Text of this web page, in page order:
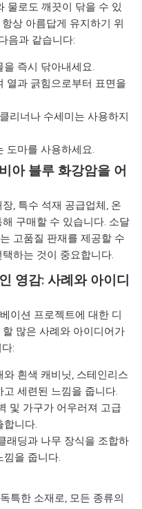
물로도 깨끗이 닦을 수 있
상 아름답게 유지하기 위
음과 같습니다:
즉시 닦아내세요.
열과 긁힘으로부터 표면을
리너나 수세미는 사용하지
도마를 사용하세요.
아 블루 화강암을 어
, 특수 석재 공급업체, 온
구매할 수 있습니다. 소달
고품질 판재를 제공할 수
하는 것이 중요합니다.
영감: 사례와 아이디
이션 프로젝트에 대한 디
많은 사례와 아이디어가
:
흰색 캐비닛, 스테인리스
세련된 느낌을 줍니다.
및 가구가 어우러져 고급
합니다.
래딩과 나무 장식을 조합하
낌을 줍니다.
특한 소재로, 모든 종류의